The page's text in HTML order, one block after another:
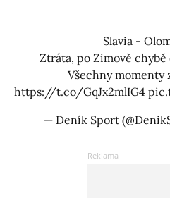
Slavia -
Ztráta, po Zimově
Všechny momenty
https://t.co/GqJx2mlIG4
— Deník Sport